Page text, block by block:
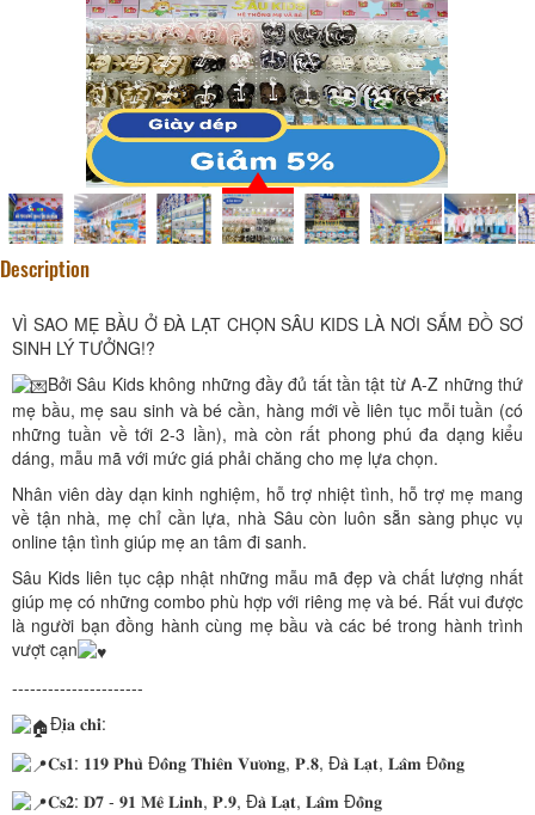
Description
VÌ SAO MẸ BẦU Ở ĐÀ LẠT CHỌN SÂU KIDS LÀ NƠI SẮM ĐỒ SƠ
SINH LÝ TƯỞNG!?
Bởi Sâu Kids không những đầy đủ tất tần tật từ A-Z những thứ
mẹ bầu, mẹ sau sinh và bé cần, hàng mới về liên tục mỗi tuần (có
những tuần về tới 2-3 lần), mà còn rất phong phú đa dạng kiểu
dáng, mẫu mã với mức giá phải chăng cho mẹ lựa chọn.
Nhân viên dày dạn kinh nghiệm, hỗ trợ nhiệt tình, hỗ trợ mẹ mang
về tận nhà, mẹ chỉ cần lựa, nhà Sâu còn luôn sẵn sàng phục vụ
online tận tình giúp mẹ an tâm đi sanh.
Sâu Kids liên tục cập nhật những mẫu mã đẹp và chất lượng nhất
giúp mẹ có những combo phù hợp với riêng mẹ và bé. Rất vui được
là người bạn đồng hành cùng mẹ bầu và các bé trong hành trình
vượt cạn
----------------------
Đ𝐢̣𝐚 𝐜𝐡𝐢̉:
𝐂𝐬𝟏: 𝟏𝟏𝟗 𝐏𝐡𝐮̀ Đ𝐨̂̉𝐧𝐠 𝐓𝐡𝐢𝐞̂𝐧 𝐕𝐮̛𝐨̛𝐧𝐠, 𝐏.𝟖, Đ𝐚̀ 𝐋𝐚̣𝐭, 𝐋𝐚̂𝐦 Đ𝐨̂̀𝐧𝐠
𝐂𝐬𝟐: 𝐃𝟕 - 𝟗𝟏 𝐌𝐞̂ 𝐋𝐢𝐧𝐡, 𝐏.𝟗, Đ𝐚̀ 𝐋𝐚̣𝐭, 𝐋𝐚̂𝐦 Đ𝐨̂̀𝐧𝐠